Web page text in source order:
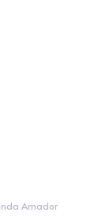
Amador